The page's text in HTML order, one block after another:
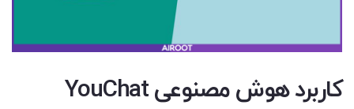
کاربرد هوش مصنوعی YouChat